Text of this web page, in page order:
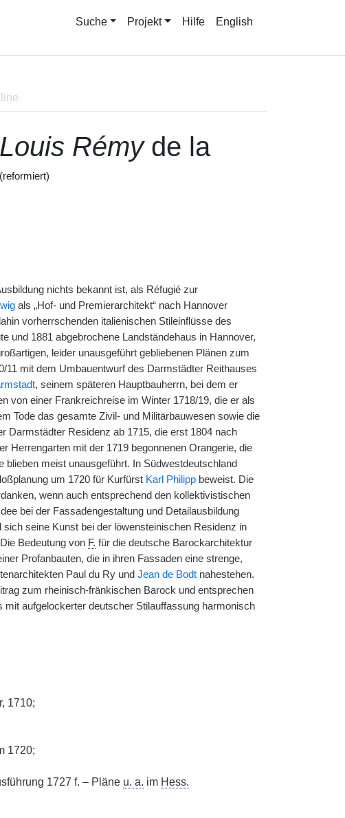
Suche Projekt Hilfe English
Louis Rémyde la
nichts bekannt ist, als Réfugié zur
als „Hof- und Premierarchitekt“ nach Hannover
vorherrschenden italienischen Stileinflüsse des
und 1881 abgebrochene Landständehaus in Hannover,
leider unausgeführt gebliebenen Plänen zum
mit dem Umbauentwurf des Darmstädter Reithauses
, seinem späteren Hauptbauherrn, bei dem er
von einer Frankreichreise im Winter 1718/19, die er als
Tode das gesamte Zivil- und Militärbauwesen sowie die
Darmstädter Residenz ab 1715, die erst 1804 nach
Herrengarten mit der 1719 begonnenen Orangerie, die
meist unausgeführt. In Südwestdeutschland
um 1720 für Kurfürst Karl Philippbeweist. Die
wenn auch entsprechend den kollektivistischen
bei der Fassadengestaltung und Detailausbildung
seine Kunst bei der löwensteinischen Residenz in
Bedeutung von F. für die deutsche Barockarchitektur
Profanbauten, die in ihren Fassaden eine strenge,
Paul du Ry und Jean de Bodtnahestehen.
zum rheinisch-fränkischen Barock und entsprechen
aufgelockerter deutscher Stilauffassung harmonisch
1710;
1720;
1727 f. – Pläne u. a. im Hess.